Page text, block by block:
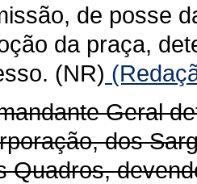
de posse
da praça,
(NR)
Geral
dos
Quadros,